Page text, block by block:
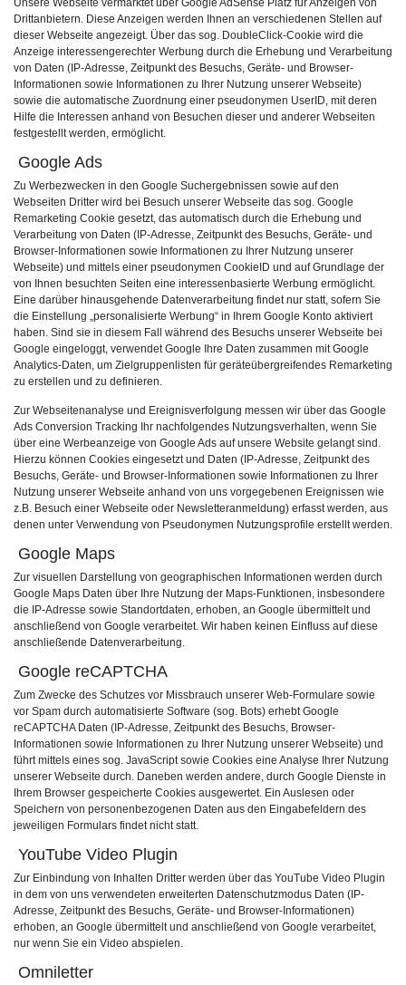
Unsere Webseite vermarktet über Google AdSense Platz für Anzeigen von
Drittanbietern. Diese Anzeigen werden Ihnen an verschiedenen Stellen auf
dieser Webseite angezeigt. Über das sog. DoubleClick-Cookie wird die
Anzeige interessengerechter Werbung durch die Erhebung und Verarbeitung
von Daten (IP-Adresse, Zeitpunkt des Besuchs, Geräte- und Browser-
Informationen sowie Informationen zu Ihrer Nutzung unserer Webseite)
sowie die automatische Zuordnung einer pseudonymen UserID, mit deren
Hilfe die Interessen anhand von Besuchen dieser und anderer Webseiten
festgestellt werden, ermöglicht.
Google Ads
Zu Werbezwecken in den Google Suchergebnissen sowie auf den
Webseiten Dritter wird bei Besuch unserer Webseite das sog. Google
Remarketing Cookie gesetzt, das automatisch durch die Erhebung und
Verarbeitung von Daten (IP-Adresse, Zeitpunkt des Besuchs, Geräte- und
Browser-Informationen sowie Informationen zu Ihrer Nutzung unserer
Webseite) und mittels einer pseudonymen CookieID und auf Grundlage der
von Ihnen besuchten Seiten eine interessenbasierte Werbung ermöglicht.
Eine darüber hinausgehende Datenverarbeitung findet nur statt, sofern Sie
die Einstellung „personalisierte Werbung“ in Ihrem Google Konto aktiviert
haben. Sind sie in diesem Fall während des Besuchs unserer Webseite bei
Google eingeloggt, verwendet Google Ihre Daten zusammen mit Google
Analytics-Daten, um Zielgruppenlisten für geräteübergreifendes Remarketing
zu erstellen und zu definieren.
Zur Webseitenanalyse und Ereignisverfolgung messen wir über das Google
Ads Conversion Tracking Ihr nachfolgendes Nutzungsverhalten, wenn Sie
über eine Werbeanzeige von Google Ads auf unsere Website gelangt sind.
Hierzu können Cookies eingesetzt und Daten (IP-Adresse, Zeitpunkt des
Besuchs, Geräte- und Browser-Informationen sowie Informationen zu Ihrer
Nutzung unserer Webseite anhand von uns vorgegebenen Ereignissen wie
z.B. Besuch einer Webseite oder Newsletteranmeldung) erfasst werden, aus
denen unter Verwendung von Pseudonymen Nutzungsprofile erstellt werden.
Google Maps
Zur visuellen Darstellung von geographischen Informationen werden durch
Google Maps Daten über Ihre Nutzung der Maps-Funktionen, insbesondere
die IP-Adresse sowie Standortdaten, erhoben, an Google übermittelt und
anschließend von Google verarbeitet. Wir haben keinen Einfluss auf diese
anschließende Datenverarbeitung.
Google reCAPTCHA
Zum Zwecke des Schutzes vor Missbrauch unserer Web-Formulare sowie
vor Spam durch automatisierte Software (sog. Bots) erhebt Google
reCAPTCHA Daten (IP-Adresse, Zeitpunkt des Besuchs, Browser-
Informationen sowie Informationen zu Ihrer Nutzung unserer Webseite) und
führt mittels eines sog. JavaScript sowie Cookies eine Analyse Ihrer Nutzung
unserer Webseite durch. Daneben werden andere, durch Google Dienste in
Ihrem Browser gespeicherte Cookies ausgewertet. Ein Auslesen oder
Speichern von personenbezogenen Daten aus den Eingabefeldern des
jeweiligen Formulars findet nicht statt.
YouTube Video Plugin
Zur Einbindung von Inhalten Dritter werden über das YouTube Video Plugin
in dem von uns verwendeten erweiterten Datenschutzmodus Daten (IP-
Adresse, Zeitpunkt des Besuchs, Geräte- und Browser-Informationen)
erhoben, an Google übermittelt und anschließend von Google verarbeitet,
nur wenn Sie ein Video abspielen.
Omniletter